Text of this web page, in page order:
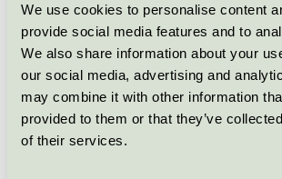
We use cookies to personalise content
provide social media features and to
We also share information about your
our social media, advertising and
may combine it with other information
provided to them or that they’ve
of their services.
MAXI Tealight Hansa
Nature 9 h 6 pcs PC
Svanen / Hansa / Värmeljus och
behållare
Värmerljus HANSA from